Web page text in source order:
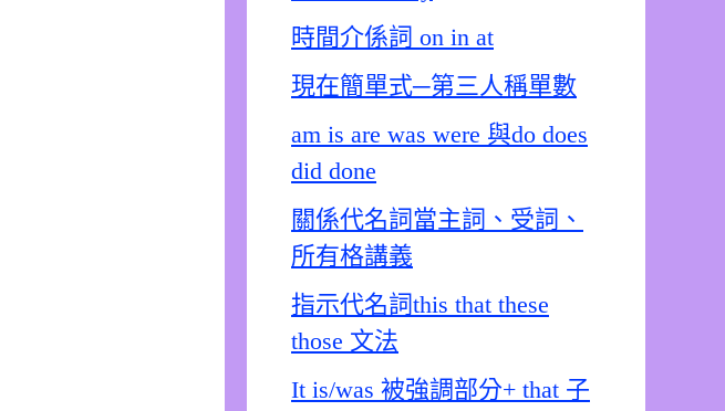
時間介係詞 on in at
現在簡單式─第三人稱單數
am is are was were 與do does
did done
關係代名詞當主詞、受詞、
所有格講義
指示代名詞this that these
those 文法
It is/was 被強調部分+ that 子